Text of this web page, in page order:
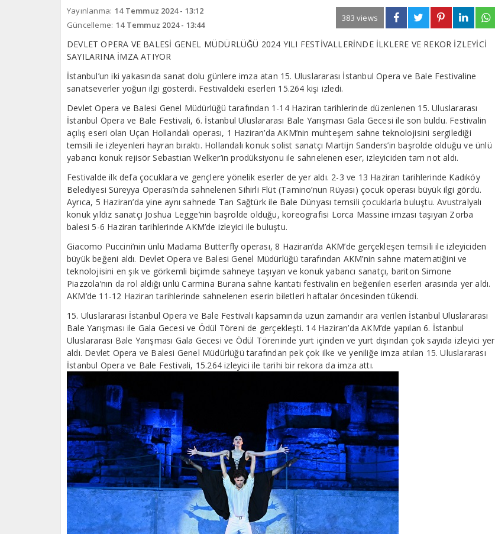
Yayınlanma: 14 Temmuz 2024 - 13:12
Güncelleme: 14 Temmuz 2024 - 13:44
383 views
DEVLET OPERA VE BALESİ GENEL MÜDÜRLÜĞÜ 2024 YILI FESTİVALLERİNDE İLKLERE VE REKOR İZLEYİCİ
SAYILARINA İMZA ATIYOR
İstanbul’un iki yakasında sanat dolu günlere imza atan 15. Uluslararası İstanbul Opera ve Bale Festivaline
sanatseverler yoğun ilgi gösterdi. Festivaldeki eserleri 15.264 kişi izledi.
Devlet Opera ve Balesi Genel Müdürlüğü tarafından 1-14 Haziran tarihlerinde düzenlenen 15. Uluslararası
İstanbul Opera ve Bale Festivali, 6. İstanbul Uluslararası Bale Yarışması Gala Gecesi ile son buldu. Festivalin
açılış eseri olan Uçan Hollandalı operası, 1 Haziran’da AKM’nin muhteşem sahne teknolojisini sergilediği
temsili ile izleyenleri hayran bıraktı. Hollandalı konuk solist sanatçı Martijn Sanders’in başrolde olduğu ve ünlü
yabancı konuk rejisör Sebastian Welker’in prodüksiyonu ile sahnelenen eser, izleyiciden tam not aldı.
Festivalde ilk defa çocuklara ve gençlere yönelik eserler de yer aldı. 2-3 ve 13 Haziran tarihlerinde Kadıköy
Belediyesi Süreyya Operası’nda sahnelenen Sihirli Flüt (Tamino’nun Rüyası) çocuk operası büyük ilgi gördü.
Ayrıca, 5 Haziran’da yine aynı sahnede Tan Sağtürk ile Bale Dünyası temsili çocuklarla buluştu. Avustralyalı
konuk yıldız sanatçı Joshua Legge’nin başrolde olduğu, koreografisi Lorca Massine imzası taşıyan Zorba
balesi 5-6 Haziran tarihlerinde AKM’de izleyici ile buluştu.
Giacomo Puccini’nin ünlü Madama Butterfly operası, 8 Haziran’da AKM’de gerçekleşen temsili ile izleyiciden
büyük beğeni aldı. Devlet Opera ve Balesi Genel Müdürlüğü tarafından AKM’nin sahne matematiğini ve
teknolojisini en şık ve görkemli biçimde sahneye taşıyan ve konuk yabancı sanatçı, bariton Simone
Piazzola’nın da rol aldığı ünlü Carmina Burana sahne kantatı festivalin en beğenilen eserleri arasında yer aldı.
AKM’de 11-12 Haziran tarihlerinde sahnelenen eserin biletleri haftalar öncesinden tükendi.
15. Uluslararası İstanbul Opera ve Bale Festivali kapsamında uzun zamandır ara verilen İstanbul Uluslararası
Bale Yarışması ile Gala Gecesi ve Ödül Töreni de gerçekleşti. 14 Haziran’da AKM’de yapılan 6. İstanbul
Uluslararası Bale Yarışması Gala Gecesi ve Ödül Töreninde yurt içinden ve yurt dışından çok sayıda izleyici yer
aldı. Devlet Opera ve Balesi Genel Müdürlüğü tarafından pek çok ilke ve yeniliğe imza atılan 15. Uluslararası
İstanbul Opera ve Bale Festivali, 15.264 izleyici ile tarihi bir rekora da imza attı.